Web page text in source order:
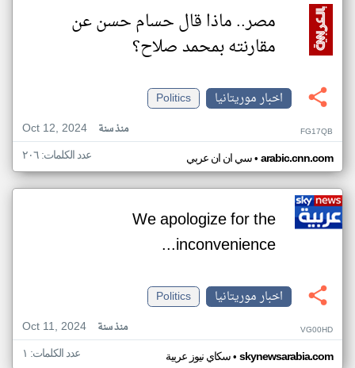
مصر.. ماذا قال حسام حسن عن
مقارنته بمحمد صلاح؟
اخبار موريتانيا
Politics
Oct 12, 2024
منذ سنة FG17QB
سي ان ان عربي• arabic.cnn.com عدد الكلمات: ٢٠٦
We apologize for the
inconvenience...
اخبار موريتانيا
Politics
Oct 11, 2024
منذ سنة VG00HD
سكاي نيوز عربية• skynewsarabia.com عدد الكلمات: ١